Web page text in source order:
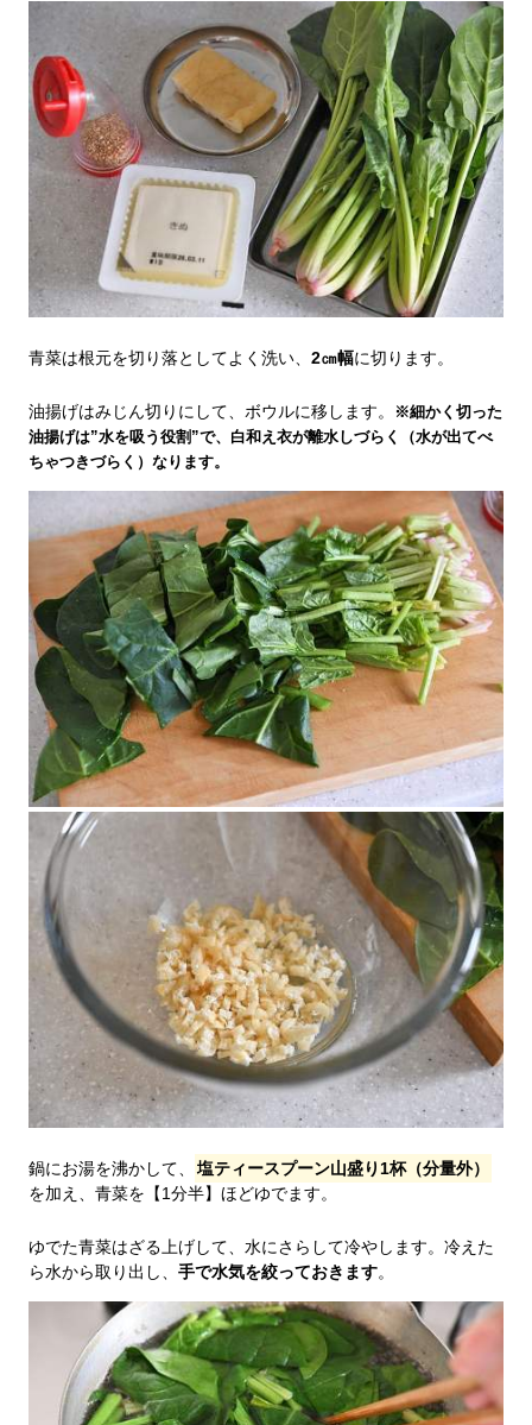
青菜は根元を切り落としてよく洗い、 2㎝幅に切ります。
油揚げはみじん切りにして、ボウルに移します。
※細かく切った
油揚げは”水を吸う役割”で、白和え衣が離水しづらく（水が出てべ
ちゃつきづらく）なります。
鍋にお湯を沸かして、
塩ティースプーン山盛り1杯（分量外）
を加え、青菜を【1分半】ほどゆでます。
ゆでた青菜はざる上げして、水にさらして冷やします。冷えた
ら水から取り出し、 手で水気を絞っておきます。